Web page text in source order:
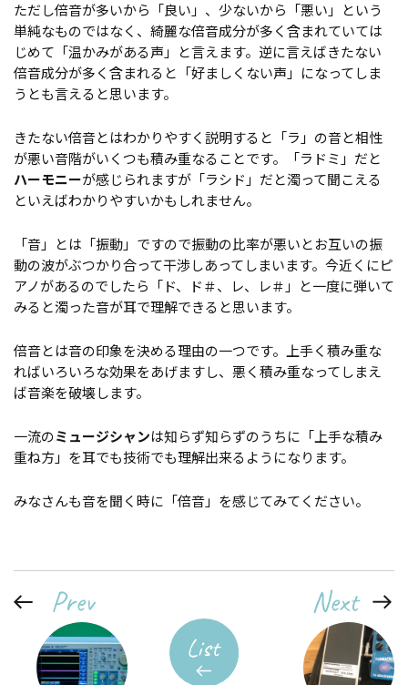
ただし倍音が多いから「良い」、少ないから「悪い」という
単純なものではなく、綺麗な倍音成分が多く含まれていては
じめて「温かみがある声」と言えます。逆に言えばきたない
倍音成分が多く含まれると「好ましくない声」になってしま
うとも言えると思います。
きたない倍音とはわかりやすく説明すると「ラ」の音と相性
が悪い音階がいくつも積み重なることです。「ラドミ」だと
ハーモニーが感じられますが「ラシド」だと濁って聞こえる
といえばわかりやすいかもしれません。
「音」とは「振動」ですので振動の比率が悪いとお互いの振
動の波がぶつかり合って干渉しあってしまいます。今近くにピ
アノがあるのでしたら「ド、ド＃、レ、レ＃」と一度に弾いて
みると濁った音が耳で理解できると思います。
倍音とは音の印象を決める理由の一つです。上手く積み重な
ればいろいろな効果をあげますし、悪く積み重なってしまえ
ば音楽を破壊します。
一流のミュージシャンは知らず知らずのうちに「上手な積み
重ね方」を耳でも技術でも理解出来るようになります。
みなさんも音を聞く時に「倍音」を感じてみてください。